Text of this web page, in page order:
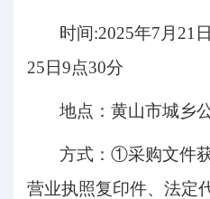
时间:2025年7 月 21 日
25 日9点30分
地点：黄山市城乡
方式： ①采购文件
营业执照复印件、法定